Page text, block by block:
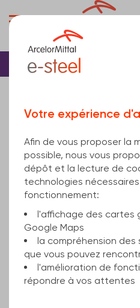
Accueil Poutrelle
IPE600 EN 10034 Standard
Votre expérience
Afin de vous proposer la
possible, nous vous
dépôt et la lecture de
technologies
fonctionnement:
l'affichage des cartes
Google Maps
la compréhension des
que vous pouvez
l'amélioration de
répondre à vos attentes